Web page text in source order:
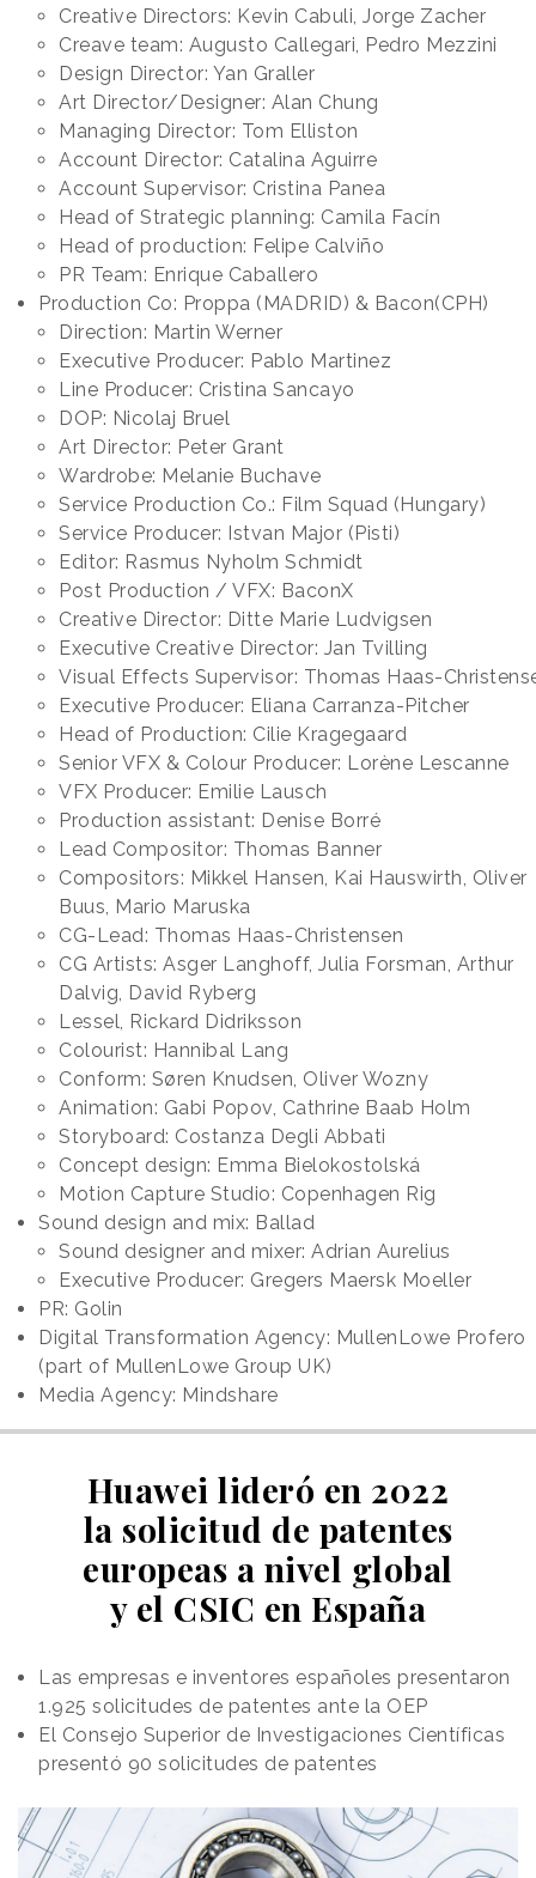
Creative Directors: Kevin Cabuli, Jorge Zacher
Creave team: Augusto Callegari, Pedro Mezzini
Design Director: Yan Graller
Art Director/Designer: Alan Chung
Managing Director: Tom Elliston
Account Director: Catalina Aguirre
Account Supervisor: Cristina Panea
Head of Strategic planning: Camila Facín
Head of production: Felipe Calviño
PR Team: Enrique Caballero
Production Co: Proppa (MADRID) & Bacon(CPH)
Direction: Martin Werner
Executive Producer: Pablo Martinez
Line Producer: Cristina Sancayo
DOP: Nicolaj Bruel
Art Director: Peter Grant
Wardrobe: Melanie Buchave
Service Production Co.: Film Squad (Hungary)
Service Producer: Istvan Major (Pisti)
Editor: Rasmus Nyholm Schmidt
Post Production / VFX: BaconX
Creative Director: Ditte Marie Ludvigsen
Executive Creative Director: Jan Tvilling
Visual Effects Supervisor: Thomas Haas-
Executive Producer: Eliana Carranza-Pitcher
Head of Production: Cilie Kragegaard
Senior VFX & Colour Producer: Lorène Lescanne
VFX Producer: Emilie Lausch
Production assistant: Denise Borré
Lead Compositor: Thomas Banner
Compositors: Mikkel Hansen, Kai Hauswirth, Oliver
Buus, Mario Maruska
CG-Lead: Thomas Haas-Christensen
CG Artists: Asger Langhoff, Julia Forsman, Arthur
Dalvig, David Ryberg
Lessel, Rickard Didriksson
Colourist: Hannibal Lang
Conform: Søren Knudsen, Oliver Wozny
Animation: Gabi Popov, Cathrine Baab Holm
Storyboard: Costanza Degli Abbati
Concept design: Emma Bielokostolská
Motion Capture Studio: Copenhagen Rig
Sound design and mix: Ballad
Sound designer and mixer: Adrian Aurelius
Executive Producer: Gregers Maersk Moeller
PR: Golin
Digital Transformation Agency: MullenLowe Profero
(part of MullenLowe Group UK)
Media Agency: Mindshare
Huawei lideró en 2022
la solicitud de patentes
europeas a nivel global
y el CSIC en España
Las empresas e inventores españoles presentaron
1.925 solicitudes de patentes ante la OEP
El Consejo Superior de Investigaciones Científicas
presentó 90 solicitudes de patentes